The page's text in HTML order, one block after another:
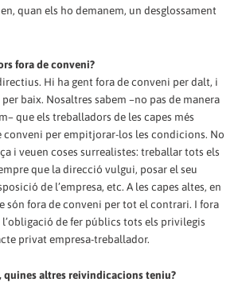
quan els ho demanem, un desglossament
fora de conveni?
Hi ha gent fora de conveni per dalt, i
baix. Nosaltres sabem –no pas de manera
que els treballadors de les capes més
conveni per empitjorar-los les condicions. No
i veuen coses surrealistes: treballar tots els
que la direcció vulgui, posar el seu
de l’empresa, etc. A les capes altes, en
són fora de conveni per tot el contrari. I fora
de fer públics tots els privilegis
privat empresa-treballador.
quines altres reivindicacions teniu?